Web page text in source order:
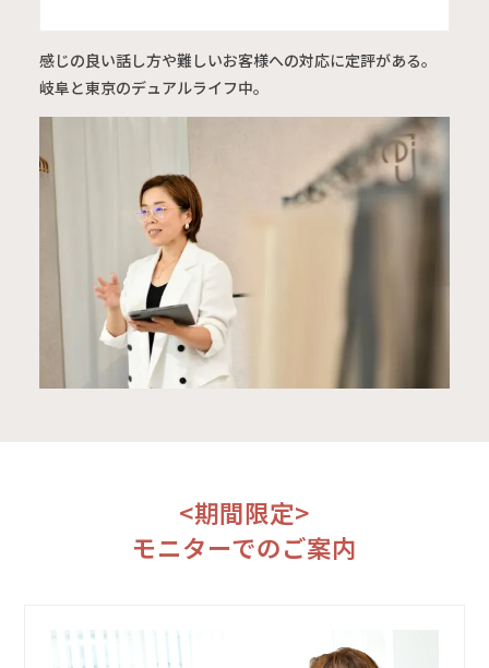
感じの良い話し方や難しいお客様への対応に定評がある。
岐阜と東京のデュアルライフ中。
<期間限定>
モニターでのご案内